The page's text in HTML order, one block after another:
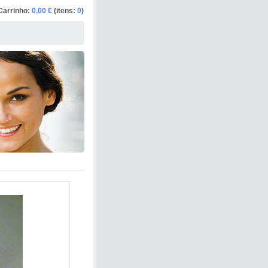
0,00 € (itens: 0)